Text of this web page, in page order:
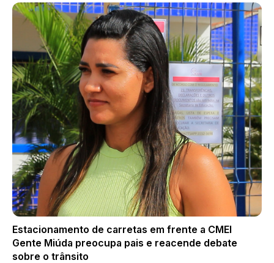
Estacionamento de carretas em frente a CMEI
Gente Miúda preocupa pais e reacende debate
sobre o trânsito